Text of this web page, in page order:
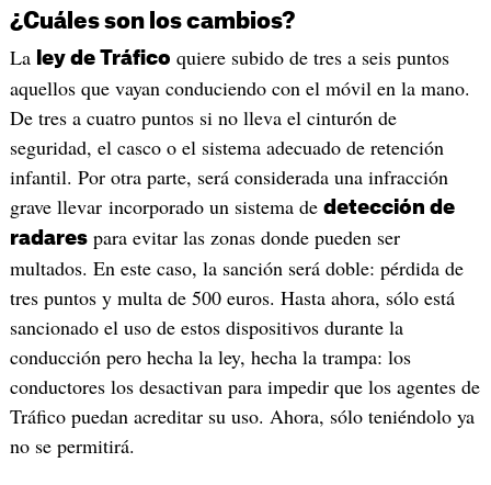
¿Cuáles son los cambios?
La ley de Tráfico quiere subido de tres a seis puntos
aquellos que vayan conduciendo con el móvil en la mano.
De tres a cuatro puntos si no lleva el cinturón de
seguridad, el casco o el sistema adecuado de retención
infantil. Por otra parte, será considerada una infracción
grave llevar incorporado un sistema de detección de
radarespara evitar las zonas donde pueden ser
multados. En este caso, la sanción será doble: pérdida de
tres puntos y multa de 500 euros. Hasta ahora, sólo está
sancionado el uso de estos dispositivos durante la
conducción pero hecha la ley, hecha la trampa: los
conductores los desactivan para impedir que los agentes de
Tráfico puedan acreditar su uso. Ahora, sólo teniéndolo ya
no se permitirá.